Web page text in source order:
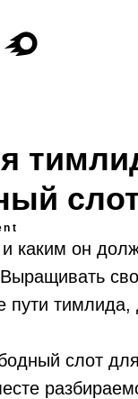
каким он
пути
слот